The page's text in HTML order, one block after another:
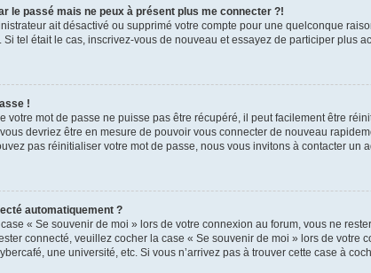
le passé mais ne peux à présent plus me connecter ?!
ait désactivé ou supprimé votre compte pour une quelconque
tel était le cas, inscrivez-vous de nouveau et essayez de participer plus
!
votre mot de passe ne puisse pas être récupéré, il peut facilement être
devriez être en mesure de pouvoir vous connecter de nouveau
pas réinitialiser votre mot de passe, nous vous invitons à contacter un
automatiquement ?
« Se souvenir de moi » lors de votre connexion au forum, vous ne
connecté, veuillez cocher la case « Se souvenir de moi » lors de
une université, etc. Si vous n’arrivez pas à trouver cette case à